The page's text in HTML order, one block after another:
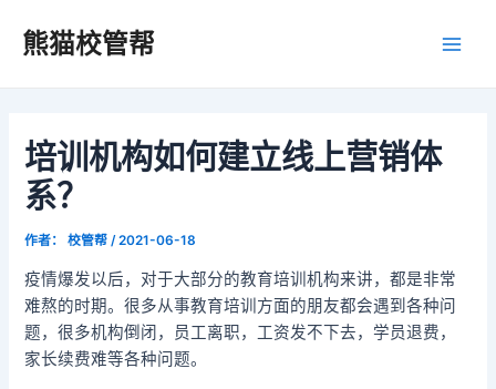
熊猫校管帮
培训机构如何建立线上营销体
系？
作者： 校管帮 /2021-06-18
疫情爆发以后，对于大部分的教育培训机构来讲，都是非常
难熬的时期。很多从事教育培训方面的朋友都会遇到各种问
题，很多机构倒闭，员工离职，工资发不下去，学员退费，
家长续费难等各种问题。
navigation